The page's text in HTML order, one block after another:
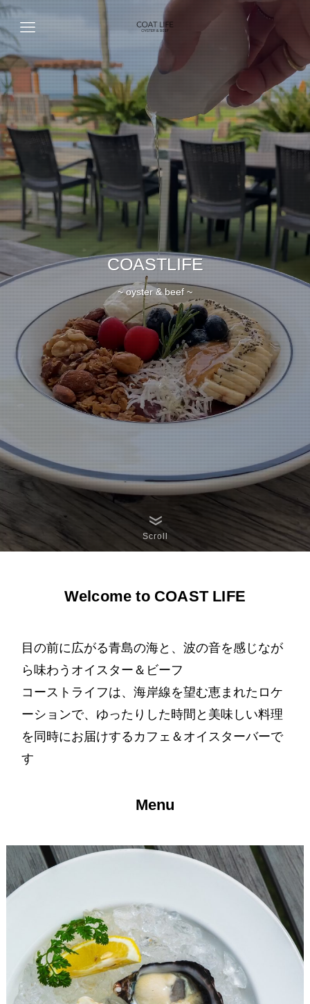
COASTLIFE
~ oyster & beef ~
Scroll
Welcome to COAST LIFE
目の前に広がる青島の海と、波の音を感じなが
ら味わうオイスター＆ビーフ
コーストライフは、海岸線を望む恵まれたロケ
ーションで、ゆったりした時間と美味しい料理
を同時にお届けするカフェ＆オイスターバーで
す
Menu